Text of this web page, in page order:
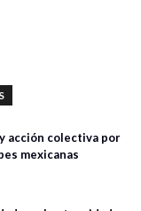
acción colectiva por
mexicanas